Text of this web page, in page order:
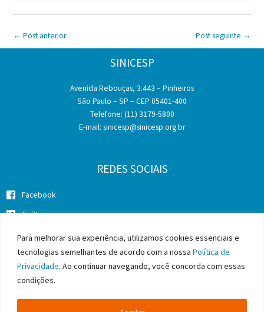
Para melhorar sua experiência, utilizamos cookies essenciais e
tecnologias semelhantes de acordo com a nossa Política de
Privacidade. Ao continuar navegando, você concorda com essas
condições.
← Post anterior Post seguinte →
SINICESP
Avenida Rebouças, 3.443 – Pinheiros
São Paulo – SP – CEP 05401-400
Telefone: (11) 3179-5800
E-mail: sinicesp@sinicesp.org.br
REDES SOCIAIS
Facebook
Twitter
Instagram
Copyright © 2026 SINICESP - Sindicato da Indústria da Construção
Pesada do Estado de São Paulo